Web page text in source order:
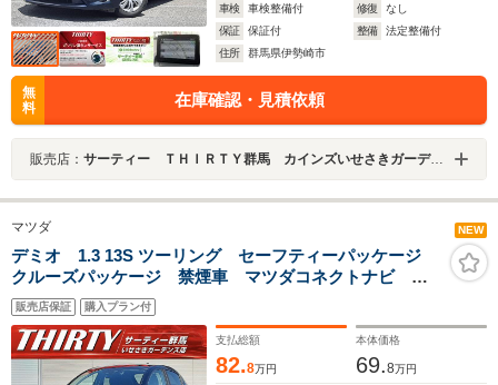
車検
車検整備付 修復
なし
保証
保証付 整備
法定整備付
住所
群馬県伊勢崎市
無
料
在庫確認・見積依頼
販売店： サーティー ＴＨＩＲＴＹ群馬 カインズいせさきガーデンズ店
マツダ NEW
デミオ 1.3 13S ツーリング セーフティーパッケージ
クルーズパッケージ 禁煙車 マツダコネクトナビ シ
ートヒーター レーダークルコン クリアランスソナ
ー ブラインドスポットモニター LEDオートライト
販売店保証 購入プラン付
支払総額
82.8万円
本体価格
69.8万円